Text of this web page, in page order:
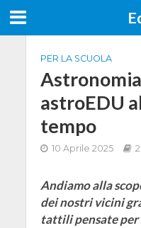
PER LA SCUOLA
astroEDU
tempo
10 Aprile 2025
Andiamo alla
dei nostri vicini
tattili pensate